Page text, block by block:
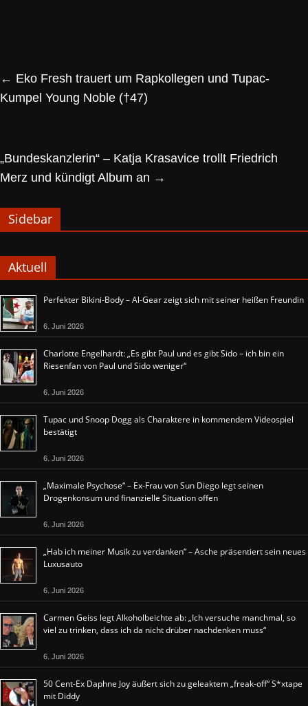
← Eko Fresh trauert um Rapkollegen und Tupac-
Kumpel Young Noble (†47)
„Bundeskanzlerin“ – Katja Krasavice trollt Friedrich
Merz und kündigt Album an →
Sidebar
Aktuell
Perfekter Bikini-Body – Al-Gear zeigt sich mit seiner heißen Freundin
6. Juni 2026
Charlotte Engelhardt: „Es gibt Paul und es gibt Sido – ich bin ein
Riesenfan von Paul und Sido weniger“
6. Juni 2026
Tupac und Snoop Dogg als Charaktere in kommendem Videospiel
bestätigt
6. Juni 2026
„Maximale Psychose“ – Ex-Frau von Sun Diego legt seinen
Drogenkonsum und finanzielle Situation offen
6. Juni 2026
„Hab ich meiner Musik zu verdanken“ – Asche präsentiert sein neues
Luxusauto
6. Juni 2026
Carmen Geiss legt Alkoholbeichte ab: „Ich versuche manchmal, so
viel zu trinken, dass ich da nicht drüber nachdenken muss“
6. Juni 2026
50 Cent-Ex Daphne Joy äußert sich zu geleaktem „freak-off“ S*xtape
mit Diddy